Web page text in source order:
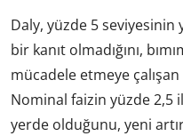
Daly, yüzde 5 seviyesinin
bir kanıt olmadığını,
mücadele etmeye
Nominal faizin yüzde 2,5
yerde olduğunu, yeni